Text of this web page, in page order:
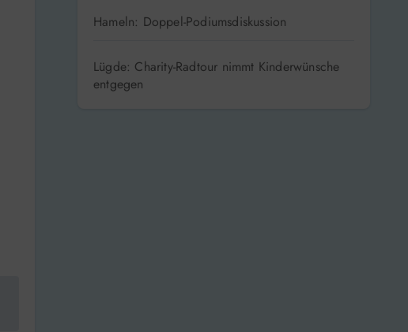
Hameln: Doppel-Podiumsdiskussion
Lügde: Charity-Radtour nimmt Kinderwünsche
entgegen